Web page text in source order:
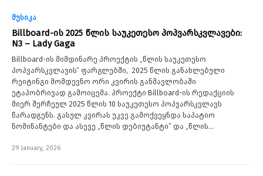
მუსიკა
Billboard-ის 2025 წლის საუკეთესო პოპვარსკვლავები:
N3 – Lady Gaga
Billboard-ის მიმდინარე პროექტის „წლის საუკეთესო
პოპვარსკვლავის“ ფარგლებში, 2025 წლის განახლებული
რეიტინგი მომდევნო ორი კვირის განმავლობაში
ეტაპობრივად გამოიცემა. პროექტი Billboard-ის რედაქციის
მიერ შერჩეულ 2025 წლის 10 საუკეთესო პოპვარსკვლავს
წარადგენს. გასულ კვირას უკვე გამოქვეყნდა საპატიო
ნომინანტები და ასევე „წლის დებიუტანტი” და „წლის…
29 January, 2026